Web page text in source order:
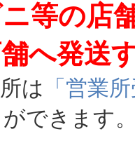
等の店
へ発送
は 「営業
できます